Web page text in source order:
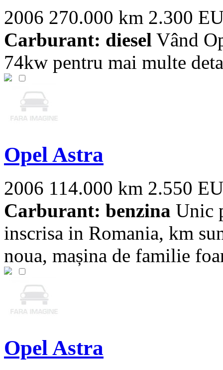
2006 270.000 km 2.300
Carburant: diesel Vând
74kw pentru mai multe
Opel Astra
2006 114.000 km 2.550
Carburant: benzina Unic
inscrisa in Romania, km
noua, mașina de familie
Opel Astra